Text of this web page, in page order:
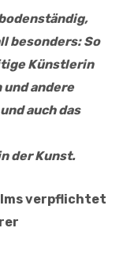
besonders: So
Künstlerin
und andere
auch das
der Kunst.
verpflichtet